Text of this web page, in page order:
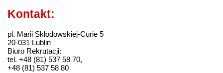
Kontakt:
pl. Marii Skłodowskiej-Curie 5
20-031 Lublin
Biuro Rekrutacji:
tel. +48 (81) 537 58 70,
+48 (81) 537 58 80